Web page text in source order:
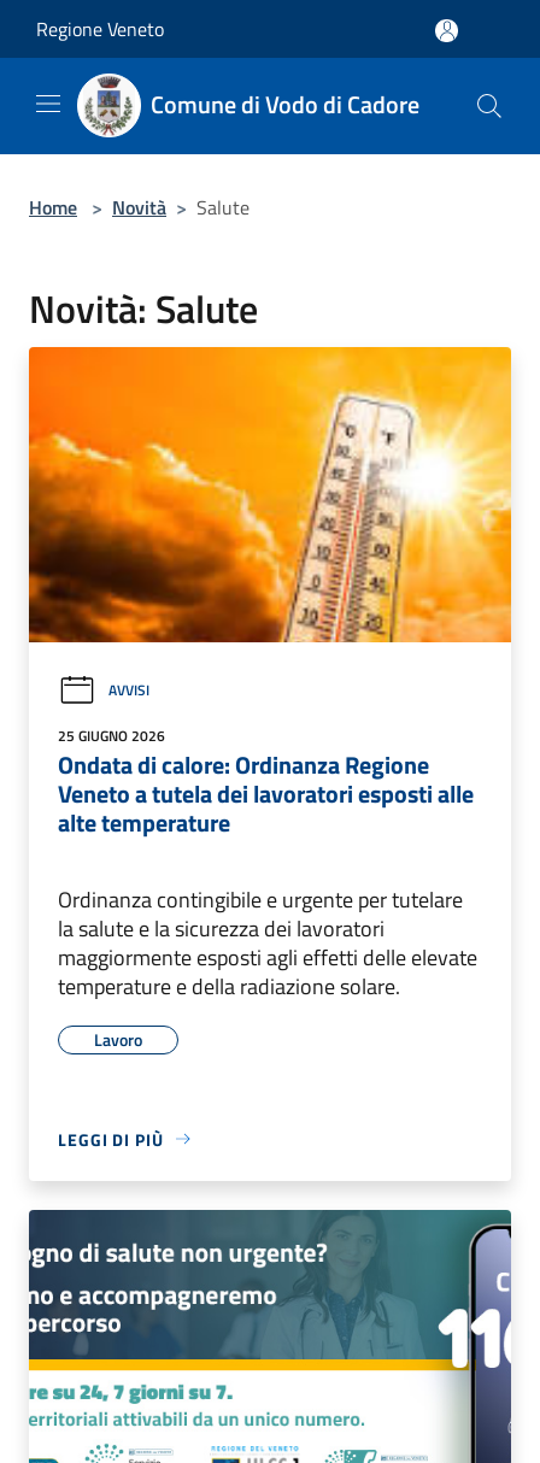
Regione Veneto
Comune di Vodo di Cadore
Home > Novità > Salute
Novità: Salute
AVVISI
25 GIUGNO 2026
Ondata di calore: Ordinanza Regione
Veneto a tutela dei lavoratori esposti alle
alte temperature
Ordinanza contingibile e urgente per tutelare
la salute e la sicurezza dei lavoratori
maggiormente esposti agli effetti delle elevate
temperature e della radiazione solare.
Lavoro
LEGGI DI PIÙ